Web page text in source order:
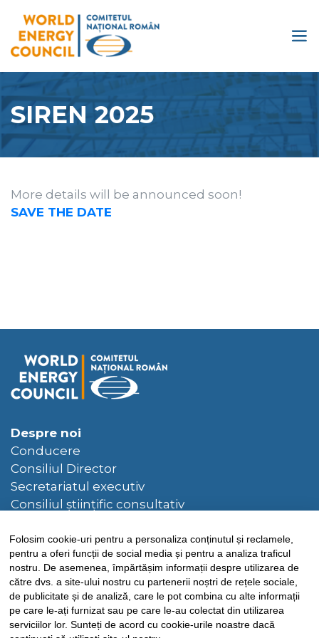
SIREN 2025
More details will be announced soon!
SAVE THE DATE
Despre noi
Conducere
Consiliul Director
Secretariatul executiv
Consiliul științific consultativ
Bibliotecă
Publicații CNR-CME
Publicații CME
Știri
Folosim cookie-uri pentru a personaliza conținutul și reclamele,
pentru a oferi funcții de social media și pentru a analiza traficul
nostru. De asemenea, împărtășim informații despre utilizarea de
către dvs. a site-ului nostru cu partenerii noștri de rețele sociale,
de publicitate și de analiză, care le pot combina cu alte informații
pe care le-ați furnizat sau pe care le-au colectat din utilizarea
serviciilor lor. Sunteți de acord cu cookie-urile noastre dacă